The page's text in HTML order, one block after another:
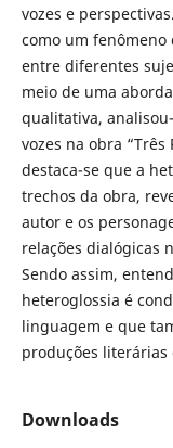
vozes e
como um
entre diferentes
meio de uma
qualitativa,
vozes na obra “Três
destaca-se que a
trechos da obra,
autor e os
relações dialógicas
Sendo assim,
heteroglossia é
linguagem e que
produções
Downloads